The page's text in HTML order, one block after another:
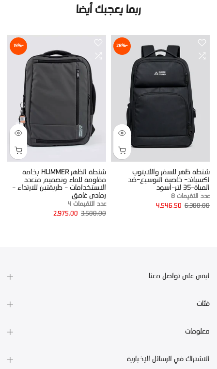
ربما يعجبك أيضا
-28%
شنطة ظهر للسفر واللابتوب
اكسباند- خاصية التوسيع-ضد
المياة-35 لتر-اسود
عدد التقيمات 8
6,300.00
4,546.50
-15%
شنطة الظهر HUMMER بخامة
مقاومة للماء وتصميم متعدد
الاستخدامات - طريقتين للارتداء -
رمادى غامق
عدد التقيمات 4
3,500.00
2,975.00
ابقى على تواصل معنا
فئات
معلومات
الاشتراك في الرسائل الإخبارية